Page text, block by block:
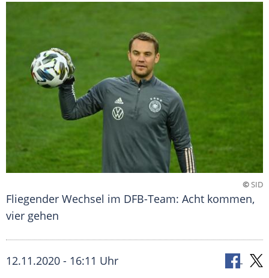
©SID
Fliegender Wechsel im DFB-Team: Acht kommen,
vier gehen
12.11.2020 - 16:11 Uhr